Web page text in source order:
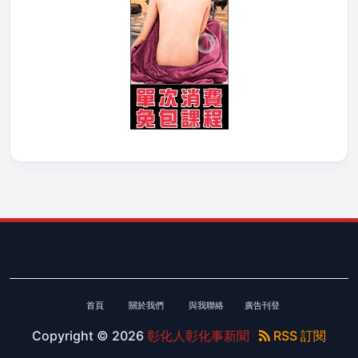
首頁 關於我們 與我聯絡 廣告刊登
Copyright © 2026 彰化人彰化事新聞 RSS 訂閱